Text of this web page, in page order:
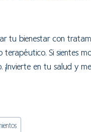
tu bienestar con
Si sientes
¡Invierte en tu salud y